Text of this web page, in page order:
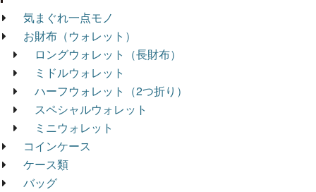
気まぐれ一点モノ
お財布（ウォレット）
ロングウォレット（長財布）
ミドルウォレット
ハーフウォレット（2つ折り）
スペシャルウォレット
ミニウォレット
コインケース
ケース類
バッグ